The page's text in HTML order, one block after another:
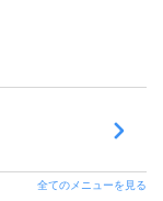
全てのメニューを見る